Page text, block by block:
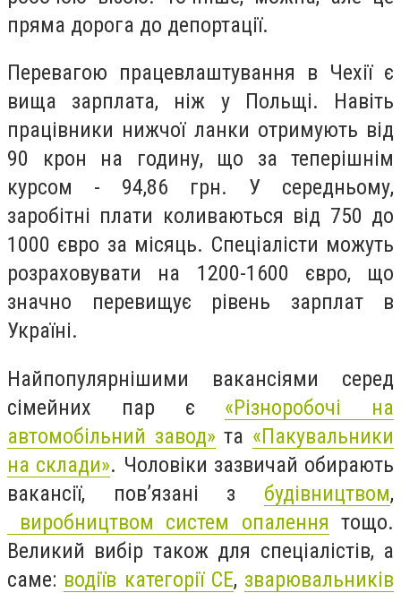
пряма дорога до депортації.
Перевагою працевлаштування в Чехії є
вища зарплата, ніж у Польщі. Навіть
працівники нижчої ланки отримують від
90 крон на годину, що за теперішнім
курсом - 94,86 грн. У середньому,
заробітні плати коливаються від 750 до
1000 євро за місяць. Спеціалісти можуть
розраховувати на 1200-1600 євро, що
значно перевищує рівень зарплат в
Україні.
Найпопулярнішими вакансіями серед
сімейних пар є «Різноробочі на
автомобільний завод» та «Пакувальники
на склади». Чоловіки зазвичай обирають
вакансії, пов’язані з будівництвом,
виробництвом систем опалення тощо.
Великий вибір також для спеціалістів, а
саме: водіїв категорії СЕ, зварювальників